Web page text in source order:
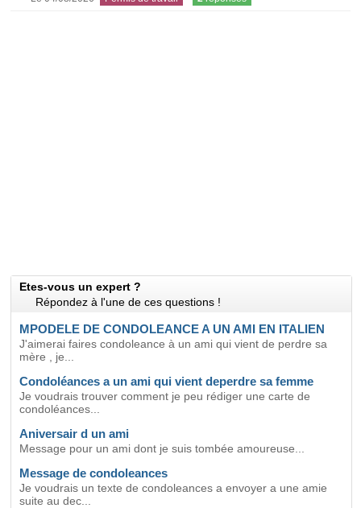
Etes-vous un expert ?
Répondez à l'une de ces questions !
MPODELE DE CONDOLEANCE A UN AMI EN ITALIEN
J'aimerai faires condoleance à un ami qui vient de perdre sa
mère , je...
Condoléances a un ami qui vient deperdre sa femme
Je voudrais trouver comment je peu rédiger une carte de
condoléances...
Aniversair d un ami
Message pour un ami dont je suis tombée amoureuse...
Message de condoleances
Je voudrais un texte de condoleances a envoyer a une amie
suite au dec...